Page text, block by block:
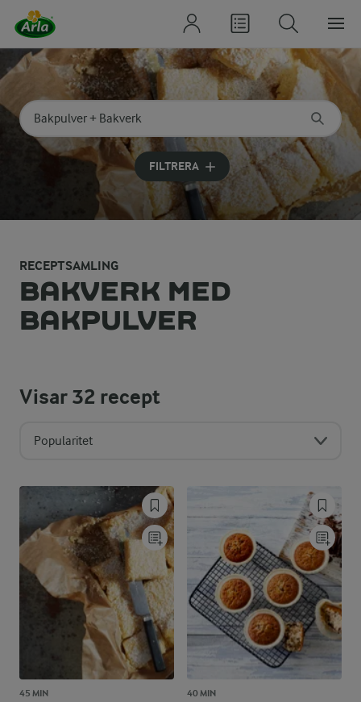
Sök på kategori eller ingrediens
Skriv in sökord för att få förslag
FILTRERA
RECEPTSAMLING
BAKVERK MED
BAKPULVER
Visar32 recept
Popularitet
45 MIN 40 MIN